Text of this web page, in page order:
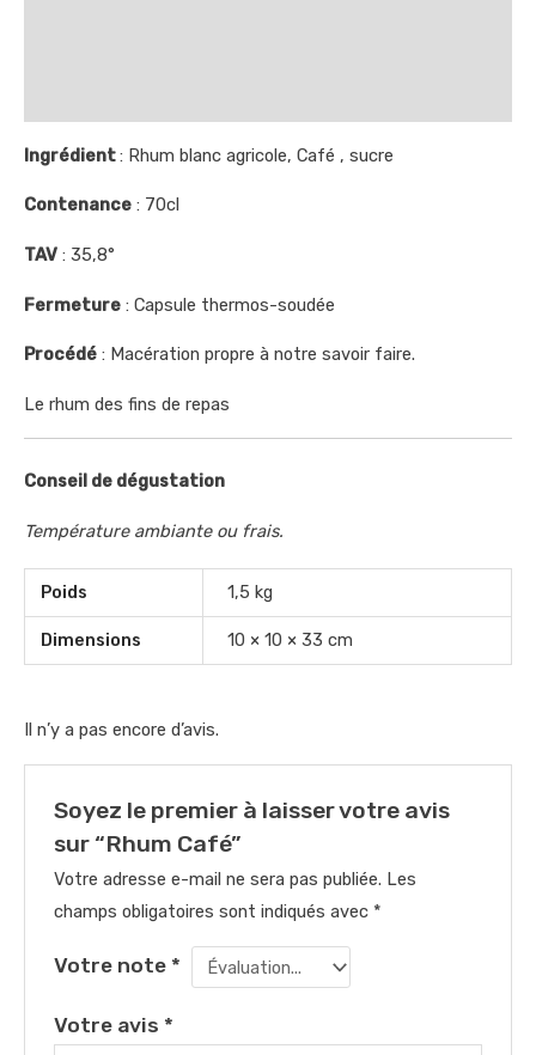
Ingrédient: Rhum blanc agricole, Café , sucre
Contenance : 70cl
TAV : 35,8°
Fermeture : Capsule thermos-soudée
Procédé : Macération propre à notre savoir faire.
Le rhum des fins de repas
Conseil de dégustation
Température ambiante ou frais.
Poids 1,5 kg
Dimensions 10 × 10 × 33 cm
Il n’y a pas encore d’avis.
Soyez le premier à laisser votre avis
sur “Rhum Café”
Votre adresse e-mail ne sera pas publiée. Les
champs obligatoires sont indiqués avec *
Votre note *
Votre avis *